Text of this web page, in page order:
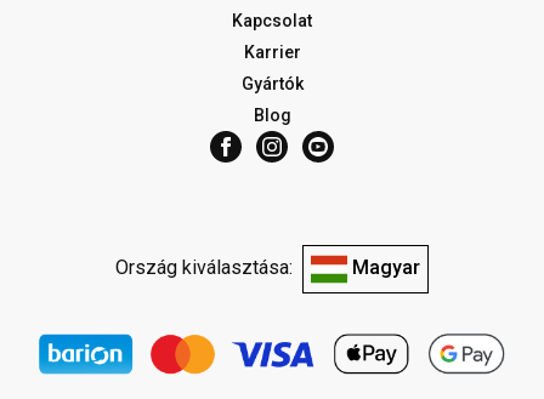
Kapcsolat
Karrier
Gyártók
Blog
Ország kiválasztása: Magyar